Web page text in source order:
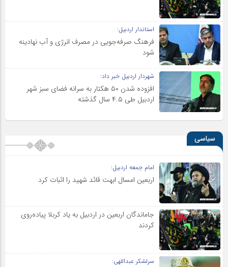
استاندار اردبیل:
فرهنگ صرفه‌جویی در مصرف انرژی و آب نهادینه
شود
شهردار اردبیل خبر داد:
افزوده شدن ۵۰ هکتار به سرانه فضای سبز شهر
اردبیل طی ۴.۵ سال گذشته
سیاسی
امام جمعه اردبیل:
اربعین امسال ابهت قائد شهید را اثبات کرد
جاماندگان اربعین در اردبیل به یاد کربلا پیاده‌روی
کردند
سرلشکر عبداللهی: